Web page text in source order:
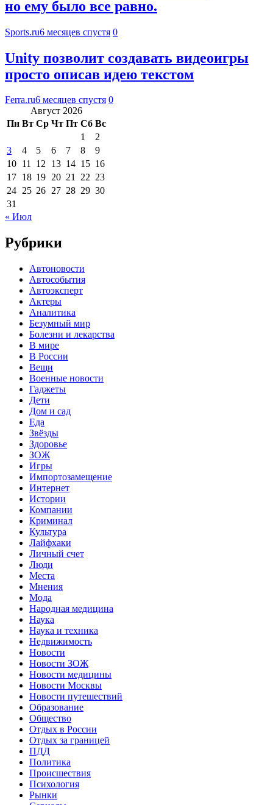
но ему было все равно.
Sports.ru6 месяцев спустя 0
Unity позволит создавать видеоигры
просто описав идею текстом
Ferra.ru6 месяцев спустя 0
Август 2026
Пн Вт Ср Чт Пт Сб Вс
1
2
3
4 5 6 7 8
9
10 11 12 13 14 15 16
17 18 19 20 21 22 23
24 25 26 27 28 29 30
31
« Июл
Рубрики
Автоновости
Автособытия
Автоэксперт
Актеры
Аналитика
Безумный мир
Болезни и лекарства
В мире
В России
Вещи
Военные новости
Гаджеты
Дети
Дом и сад
Еда
Звёзды
Здоровье
ЗОЖ
Игры
Импортозамещение
Интернет
Истории
Компании
Криминал
Культура
Лайфхаки
Личный счет
Люди
Места
Мнения
Мода
Народная медицина
Наука
Наука и техника
Недвижимость
Новости
Новости ЗОЖ
Новости медицины
Новости Москвы
Новости путешествий
Образование
Общество
Отдых в России
Отдых за границей
ПДД
Политика
Происшествия
Психология
Рынки